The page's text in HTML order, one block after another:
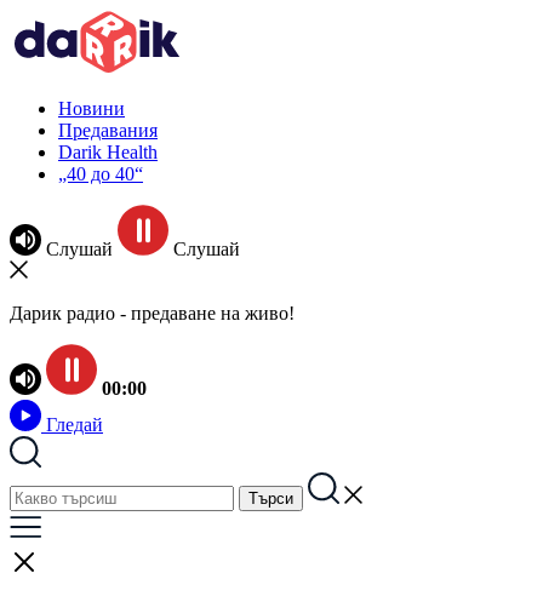
Новини
Предавания
Darik Health
„40 до 40“
Слушай Слушай
Дарик радио - предаване на живо!
00:00
Гледай